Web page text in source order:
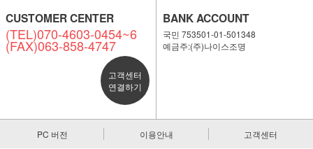
CUSTOMER CENTER
(TEL)070-4603-0454~6
(FAX)063-858-4747
고객센터
연결하기
BANK ACCOUNT
국민 753501-01-501348
예금주:(주)나이스조명
PC 버전 이용안내 고객센터